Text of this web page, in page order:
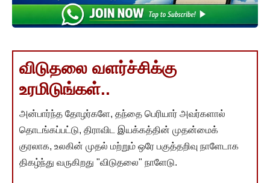
விடுதலை வளர்ச்சிக்கு
உரமிடுங்கள்..
அன்பார்ந்த தோழர்களே, தந்தை பெரியார் அவர்களால்
தொடங்கப்பட்டு, திராவிட இயக்கத்தின் முதன்மைக்
குரலாக, உலகின் முதல் மற்றும் ஒரே பகுத்தறிவு நாளேடாக
திகழ்ந்து வருகிறது "விடுதலை" நாளேடு.